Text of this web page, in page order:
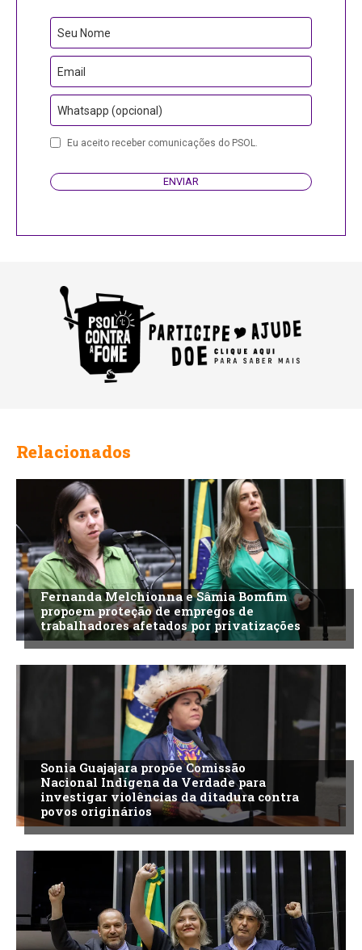
Your
Website
Seu Nome
Email
Whatsapp (opcional)
Eu aceito receber comunicações do PSOL.
ENVIAR
Relacionados
Fernanda Melchionna e Sâmia Bomfim
propoem proteção de empregos de
trabalhadores afetados por privatizações
Sonia Guajajara propõe Comissão
Nacional Indígena da Verdade para
investigar violências da ditadura contra
povos originários